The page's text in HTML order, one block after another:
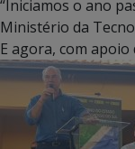
“Iniciamos o ano
Ministério da
E agora, com